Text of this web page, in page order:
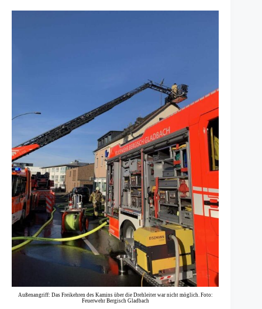
Außenangriff: Das Freikehren des Kamins über die Drehleiter war nicht möglich. Foto:
Feuerwehr Bergisch Gladbach